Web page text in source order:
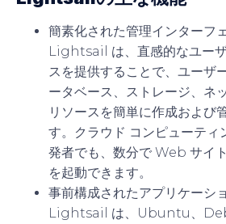
簡素化された管理インターフ
Lightsail は、直感的なユー
スを提供することで、ユーザ
ータベース、ストレージ、ネ
リソースを簡単に作成および
す。クラウド コンピューティ
発者でも、数分で Web サイ
を起動できます。
事前構成されたアプリケーシ
Lightsail は、Ubuntu、